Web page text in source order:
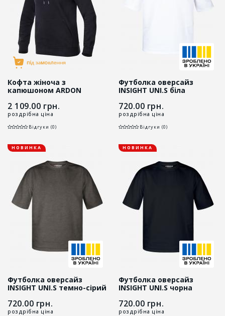
Кофта жіноча з
капюшоном ARDON
2 109.00 грн.
роздрібна ціна
Відгуки (0)
Футболка оверсайз
INSIGHT UNI.S біла
720.00 грн.
роздрібна ціна
Відгуки (0)
НОВИНКА
Футболка оверсайз
INSIGHT UNI.S темно-сірий
720.00 грн.
роздрібна ціна
НОВИНКА
Футболка оверсайз
INSIGHT UNI.S чорна
720.00 грн.
роздрібна ціна